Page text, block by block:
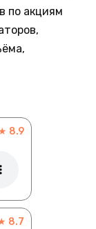
по акциям
8.9
8.7